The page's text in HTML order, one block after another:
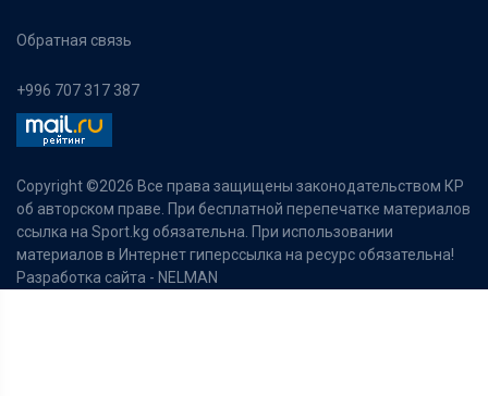
Обратная связь
+996 707 317 387
Copyright ©2026 Все права защищены законодательством КР
об авторском праве. При бесплатной перепечатке материалов
ссылка на Sport.kg обязательна. При использовании
материалов в Интернет гиперссылка на ресурс обязательна!
Разработка сайта - NELMAN